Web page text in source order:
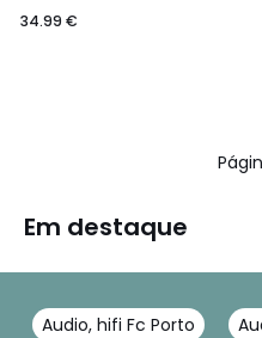
34.99 €
Em destaque
Audio, hifi Fc Porto